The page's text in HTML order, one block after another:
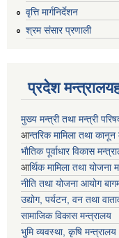
वृत्ति मार्गनिर्देशन
श्रम संसार प्रणाली
प्रदेश
मुख्य मन्त्री तथा मन्त्री
आन्तरिक मामिला तथा कानून
भाैतिक पूर्वाधार विकास
आर्थिक मामिला तथा योजना
नीति तथा योजना आयोग
उद्योग, पर्यटन, वन तथा
सामाजिक विकास मन्त्रालय
भुमि व्यवस्था, कृषि मन्त्रालय